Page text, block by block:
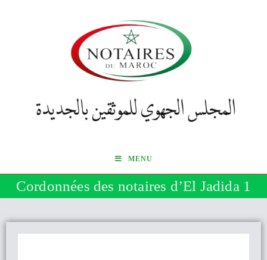
MENU
Cordonnées des notaires d’El Jadida 1